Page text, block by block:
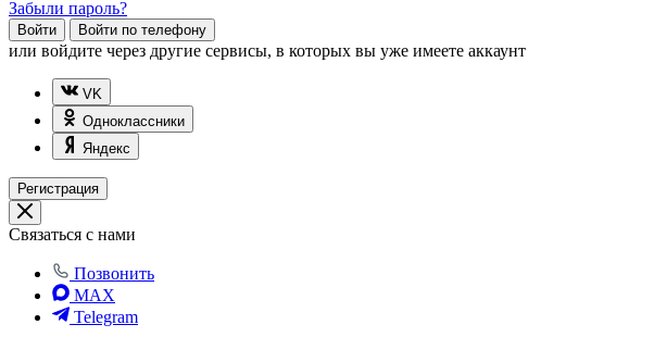
Забыли пароль?
Войти Войти по телефону
или войдите через другие сервисы, в которых вы уже имеете аккаунт
VK
Одноклассники
Яндекс
Регистрация
Связаться с нами
Позвонить
MAX
Telegram